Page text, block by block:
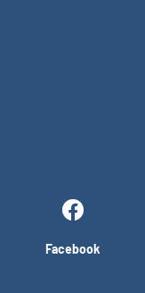
Facebook